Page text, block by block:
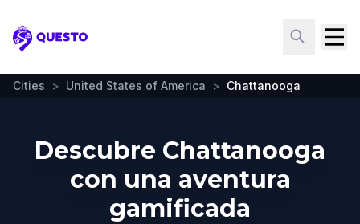
Questo
Cities > United States of America > Chattanooga
Descubre Chattanooga
con una aventura
gamificada